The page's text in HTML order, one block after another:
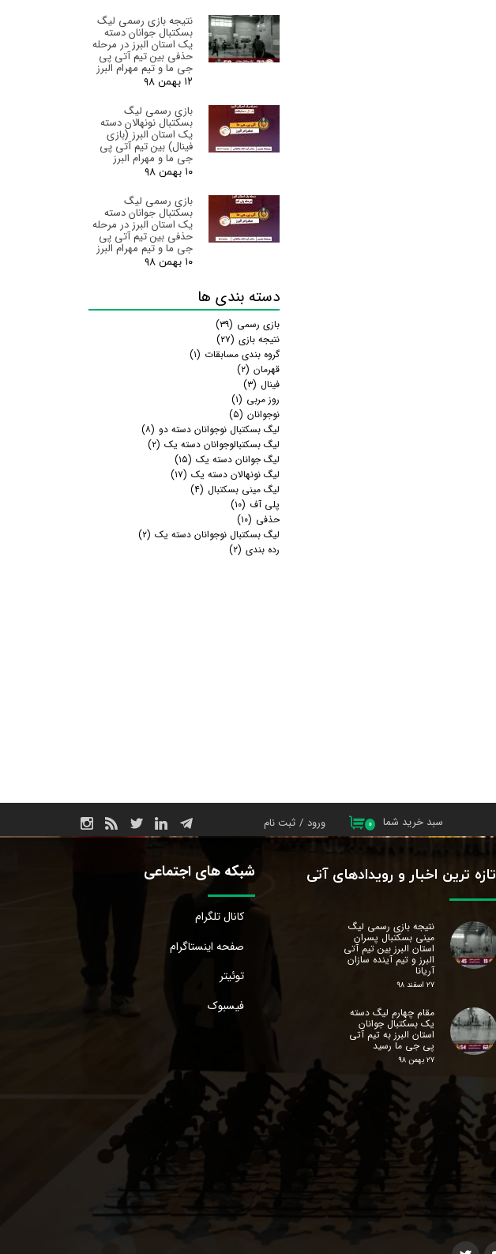
نتیجه بازی رسمی لیگ
بسکتبال جوانان دسته
یک استان البرز‌ در مرحله
حذفی بین تیم آتی پی
جی ما و تیم مهرام البرز
۱۲ بهمن ۹۸
بازی رسمی لیگ
بسکتبال نونهالان دسته
یک استان البرز‌ (بازی
فینال) بین تیم آتی پی
جی ما و مهرام البرز
۱۰ بهمن ۹۸
بازی رسمی لیگ
بسکتبال جوانان دسته
یک استان البرز‌ در مرحله
حذفی بین تیم آتی پی
جی ما و تیم مهرام البرز
۱۰ بهمن ۹۸
دسته بندی ها
بازی رسمی (۳۹)
نتیجه بازی (۲۷)
گروه بندی مسابقات (۱)
قهرمان (۲)
فینال (۳)
روز مربی (۱)
نوجوانان (۵)
لیگ بسکتبال نوجوانان دسته دو (۸)
لیگ بسکتبالوجوانان دسته یک (۲)
لیگ جوانان دسته یک (۱۵)
لیگ نونهالان دسته یک (۱۷)
لیگ مینی بسکتبال (۴)
پلی آف (۱۰)
حذفی (۱۰)
لیگ بسکتبال نوجوانان دسته یک (۲)
رده بندی (۲)
تازه ترین اخبار و رویدادهای آتی
نتیجه بازی رسمی لیگ
مینی بسکتبال پسران
استان البرز‌ بین تیم آتی
البرز و تیم آینده سازان
آریانا
۲۷ اسفند ۹۸
مقام چهارم لیگ دسته
یک بسکتبال جوانان
استان البرز‌ به تیم آتی
پی جی ما رسید
۲۷ بهمن ۹۸
شبکه های اجتماعی
کانال تلگرام
صفحه اینستاگرام
توئیتر
فیسبوک
ورود / ثبت نام
تغییر گذر واژه
۰ سبد خرید شما